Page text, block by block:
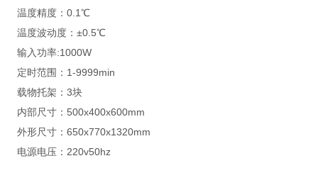
温度精度：0.1℃
温度波动度：±0.5℃
输入功率:1000W
定时范围：1-9999min
载物托架：3块
内部尺寸：500x400x600mm
外形尺寸：650x770x1320mm
电源电压：220v50hz